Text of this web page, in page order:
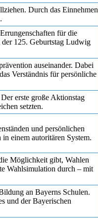
Durch das Einnehmen
für die
der 125. Geburtstag Ludwig
auseinander. Dabei
Verständnis für persönliche
erste große Aktionstag
setzten.
und persönlichen
einem autoritären System.
Möglichkeit gibt, Wahlen
Wahlsimulation durch – mit
an Bayerns Schulen.
und der Bayerischen